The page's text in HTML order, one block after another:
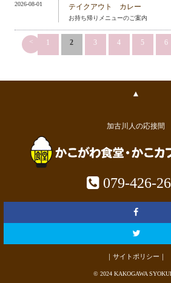
2026-08-01 テイクアウト カレー
お持ち帰りメニューのご案内
< 1 2 3 4 5 6
▲
加古川人の応接間
079-426-
｜サイトポリシー｜
© 2024 KAKOGAWA